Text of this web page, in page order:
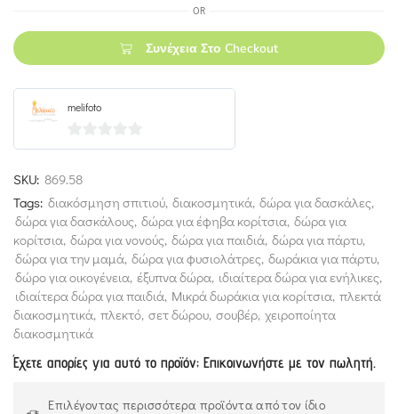
OR
Συνέχεια Στο Checkout
melifoto
0
SKU: 869.58
Tags: διακόσμηση σπιτιού, διακοσμητικά, δώρα για δασκάλες,
δώρα για δασκάλους, δώρα για έφηβα κορίτσια, δώρα για
κορίτσια, δώρα για νονούς, δώρα για παιδιά, δώρα για πάρτυ,
δώρα για την μαμά, δώρα για φυσιολάτρες, δωράκια για πάρτυ,
δώρο για οικογένεια, έξυπνα δώρα, ιδιαίτερα δώρα για ενήλικες,
ιδιαίτερα δώρα για παιδιά, Μικρά δωράκια για κορίτσια, πλεκτά
διακοσμητικά, πλεκτό, σετ δώρου, σουβέρ, χειροποίητα
διακοσμητικά
Έχετε απορίες για αυτό το προϊόν; Επικοινωνήστε με τον πωλητή.
Επιλέγοντας περισσότερα προϊόντα από τον ίδιο